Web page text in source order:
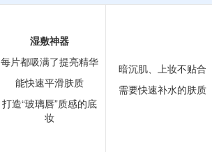
湿敷神器
每片都吸满了提亮精华
能快速平滑肤质
打造“玻璃唇”质感的底
妆
暗沉肌、上妆不贴合
需要快速补水的肤质